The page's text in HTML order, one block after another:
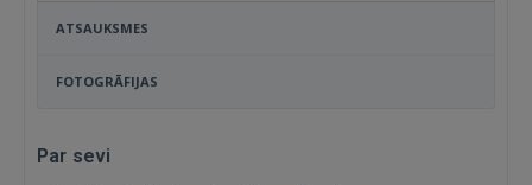
ATSAUKSMES
FOTOGRĀFIJAS
Par sevi